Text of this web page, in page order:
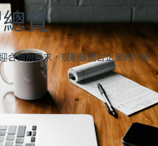
覽
合個別需求，規劃最適合企業的外語